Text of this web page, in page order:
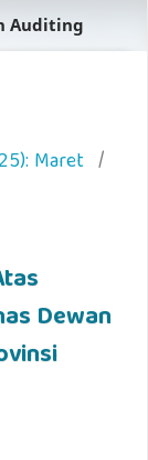
Auditing
Maret /
Dewan